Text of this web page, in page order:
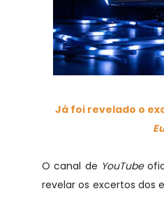
Já foi revelado o
O canal de YouTube
revelar os excertos dos